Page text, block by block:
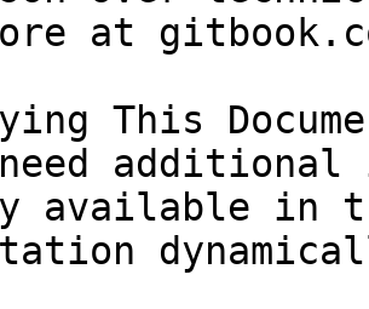
at
This
available in